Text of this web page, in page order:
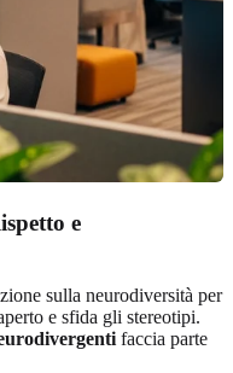
e
sulla neurodiversità per
e sfida gli stereotipi.
faccia parte